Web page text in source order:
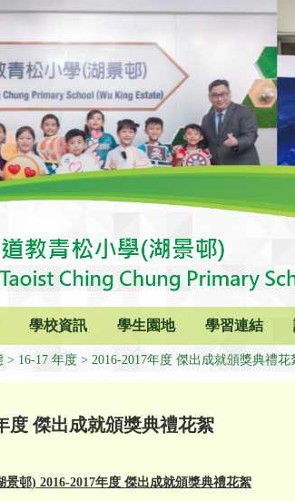
學校資訊 學生園地 學習連結
16-17 年度 2016-2017年度 傑出成就頒獎典禮花
度 傑出成就頒獎典禮花絮
景邨) 2016-2017年度 傑出成就頒獎典禮花絮